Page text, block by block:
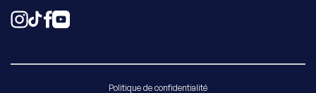
Politique de confidentialité